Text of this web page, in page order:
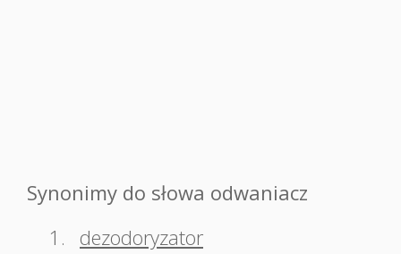
Synonimy do słowa odwaniacz
1.
dezodoryzator